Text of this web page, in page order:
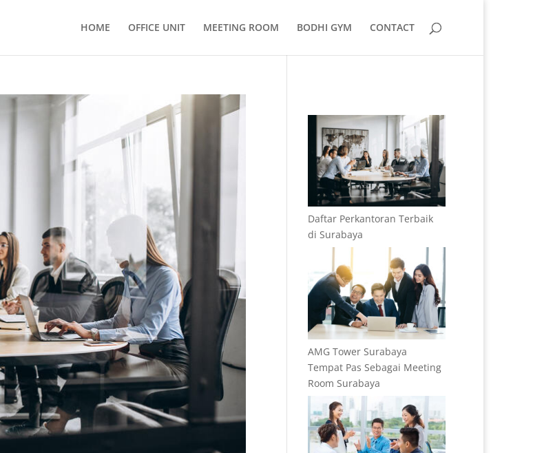
HOME OFFICE UNIT MEETING ROOM BODHI GYM CONTACT
Daftar Perkantoran Terbaik
di Surabaya
AMG Tower Surabaya
Tempat Pas Sebagai Meeting
Room Surabaya